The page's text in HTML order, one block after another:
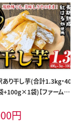
り干し芋(合計1.3kg・40
袋)【ファーム工
るか ほしいも 干しいも
焼芋 焼き芋 着色料・保存料
円